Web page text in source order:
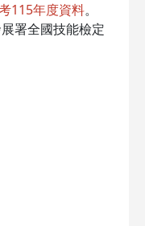
115年度資料。
署全國技能檢定